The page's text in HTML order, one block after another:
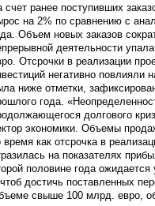
счет ранее поступивших
на 2% по сравнению с
Объем новых заказов
деятельности
Отсрочки в реализации
негативно повлияли
ниже отметки,
года.
долгового
экономики. Объемы
время как отсрочка в
на показателях
половине года
достичь поставленных
свыше 100 млрд. евро,